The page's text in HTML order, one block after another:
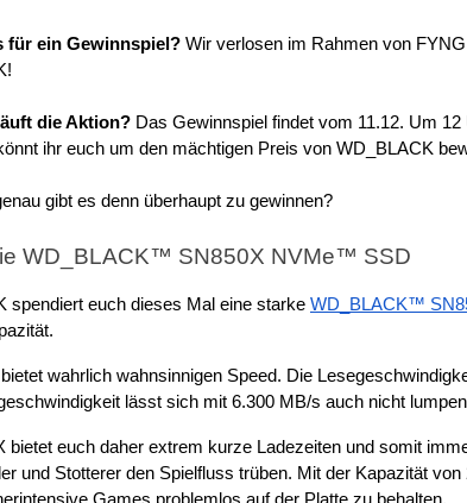
für ein Gewinnspiel? Wir verlosen im Rahmen von
die Aktion? Das Gewinnspiel findet vom 11.12. Um
ihr euch um den mächtigen Preis von WD_BLACK
gibt es denn überhaupt zu gewinnen?
WD_BLACK™ SN850X NVMe™ SSD
spendiert euch dieses Mal eine starke WD_BLACK™
wahrlich wahnsinnigen Speed. Die
lässt sich mit 6.300 MB/s auch nicht
bietet euch daher extrem kurze Ladezeiten und somit
und Stotterer den Spielfluss trüben. Mit der Kapazität